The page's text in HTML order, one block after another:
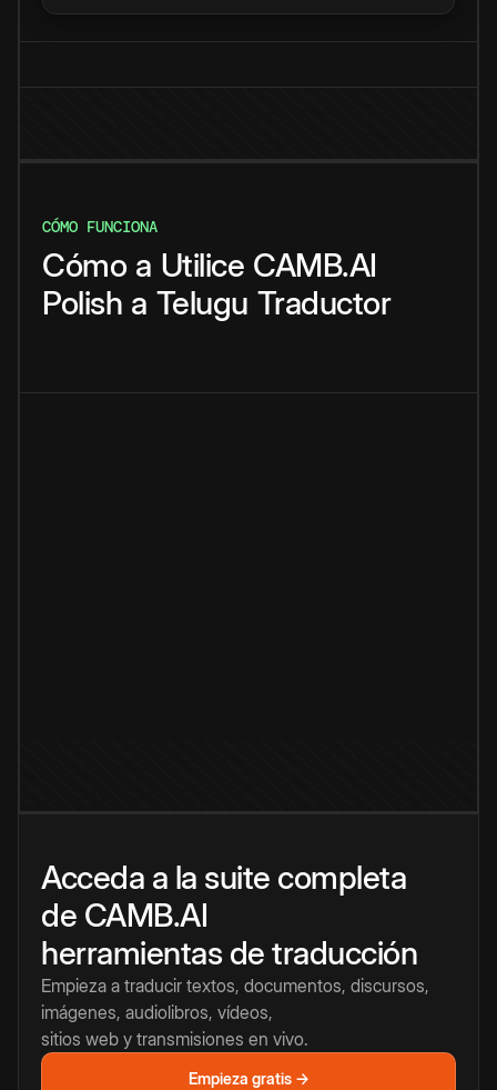
CÓMO FUNCIONA
Cómo a Utilice CAMB.AI
Polish a Telugu Traductor
Acceda a la suite completa
de CAMB.AI
herramientas de traducción
Empieza a traducir textos, documentos, discursos,
imágenes, audiolibros, vídeos,
sitios web y transmisiones en vivo.
Empieza gratis →